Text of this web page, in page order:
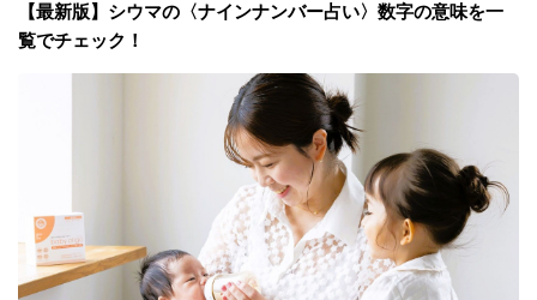
【最新版】シウマの〈ナインナンバー占い〉数字の意味を一
覧でチェック！